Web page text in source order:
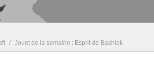
/ Jouet de la semaine : Esprit de Bashiok